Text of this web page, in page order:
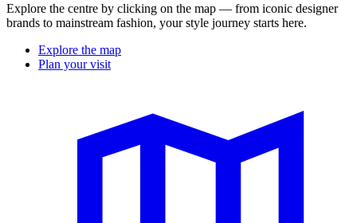
Explore the centre by clicking on the map — from iconic designer
brands to mainstream fashion, your style journey starts here.
Explore the map
Plan your visit